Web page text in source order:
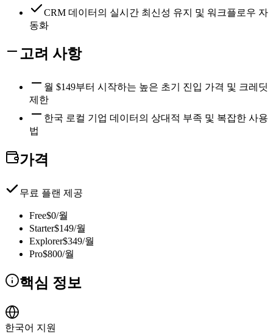
CRM 데이터의 실시간 최신성 유지 및 워크플로우 자
동화
고려 사항
월 $149부터 시작하는 높은 초기 진입 가격 및 크레딧
제한
한국 로컬 기업 데이터의 상대적 부족 및 복잡한 사용
법
가격
무료 플랜 제공
Free$0/월
Starter$149/월
Explorer$349/월
Pro$800/월
핵심 정보
한국어 지원